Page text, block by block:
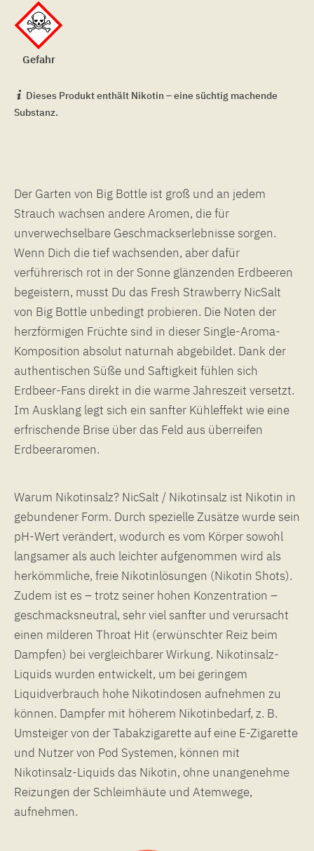
Gefahr
Dieses Produkt enthält Nikotin – eine süchtig machende
Substanz.
Der Garten von Big Bottle ist groß und an jedem
Strauch wachsen andere Aromen, die für
unverwechselbare Geschmackserlebnisse sorgen.
Wenn Dich die tief wachsenden, aber dafür
verführerisch rot in der Sonne glänzenden Erdbeeren
begeistern, musst Du das Fresh Strawberry NicSalt
von Big Bottle unbedingt probieren. Die Noten der
herzförmigen Früchte sind in dieser Single-Aroma-
Komposition absolut naturnah abgebildet. Dank der
authentischen Süße und Saftigkeit fühlen sich
Erdbeer-Fans direkt in die warme Jahreszeit versetzt.
Im Ausklang legt sich ein sanfter Kühleffekt wie eine
erfrischende Brise über das Feld aus überreifen
Erdbeeraromen.
Warum Nikotinsalz? NicSalt / Nikotinsalz ist Nikotin in
gebundener Form. Durch spezielle Zusätze wurde sein
pH-Wert verändert, wodurch es vom Körper sowohl
langsamer als auch leichter aufgenommen wird als
herkömmliche, freie Nikotinlösungen (Nikotin Shots).
Zudem ist es – trotz seiner hohen Konzentration –
geschmacksneutral, sehr viel sanfter und verursacht
einen milderen Throat Hit (erwünschter Reiz beim
Dampfen) bei vergleichbarer Wirkung. Nikotinsalz-
Liquids wurden entwickelt, um bei geringem
Liquidverbrauch hohe Nikotindosen aufnehmen zu
können. Dampfer mit höherem Nikotinbedarf, z. B.
Umsteiger von der Tabakzigarette auf eine E-Zigarette
und Nutzer von Pod Systemen, können mit
Nikotinsalz-Liquids das Nikotin, ohne unangenehme
Reizungen der Schleimhäute und Atemwege,
aufnehmen.